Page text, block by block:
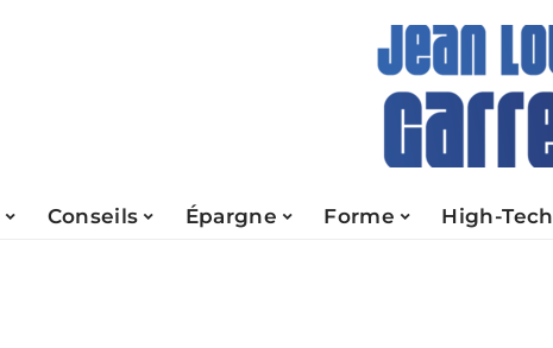
Conseils Épargne Forme High-Tech